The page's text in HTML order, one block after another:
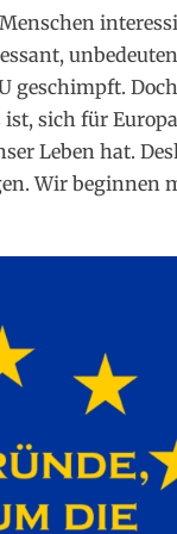
geschimpft.
sich für
Leben hat.
Wir beginnen